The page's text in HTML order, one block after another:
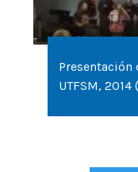
Presentación
UTFSM, 2014